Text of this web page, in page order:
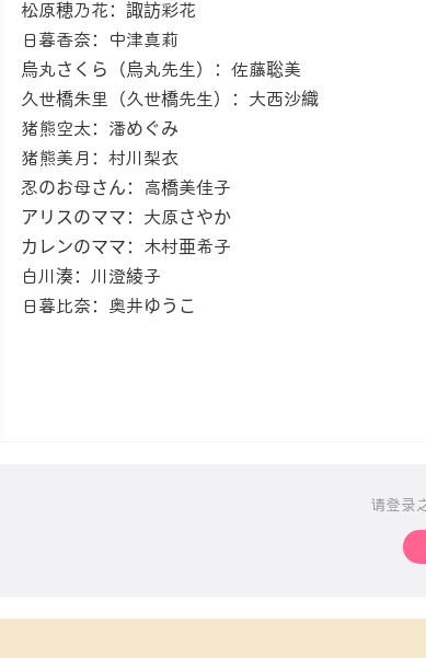
松原穂乃花：諏訪彩花
日暮香奈：中津真莉
烏丸さくら（烏丸先生）：佐藤聡美
久世橋朱里（久世橋先生）：大西沙織
猪熊空太：潘めぐみ
猪熊美月：村川梨衣
忍のお母さん：高橋美佳子
アリスのママ：大原さやか
カレンのママ：木村亜希子
白川湊：川澄綾子
日暮比奈：奥井ゆうこ
请登录